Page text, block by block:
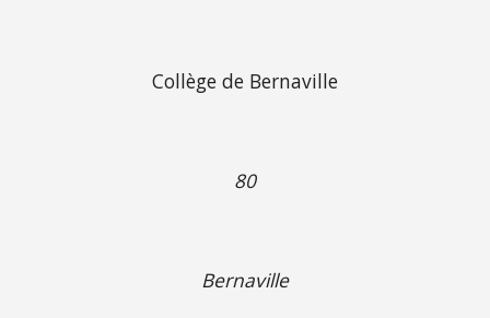
Collège de Bernaville
80
Bernaville